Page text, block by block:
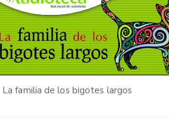
La familia de los bigotes largos